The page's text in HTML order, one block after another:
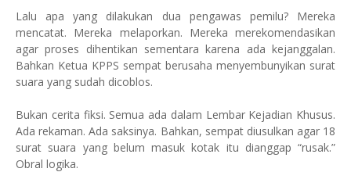
Lalu apa yang dilakukan dua pengawas pemilu? Mereka
mencatat. Mereka melaporkan. Mereka merekomendasikan
agar proses dihentikan sementara karena ada kejanggalan.
Bahkan Ketua KPPS sempat berusaha menyembunyikan surat
suara yang sudah dicoblos.
Bukan cerita fiksi. Semua ada dalam Lembar Kejadian Khusus.
Ada rekaman. Ada saksinya. Bahkan, sempat diusulkan agar 18
surat suara yang belum masuk kotak itu dianggap “rusak.”
Obral logika.